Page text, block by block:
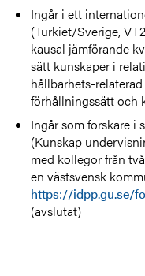
Ingår i ett
(Turkiet/Sverige,
kausal jämförande
sätt kunskaper i
hållbarhets-
förhållningssätt och
Ingår som forskare i
(Kunskap
med kollegor från
en västsvensk
https://idpp.gu.se/
(avslutat)